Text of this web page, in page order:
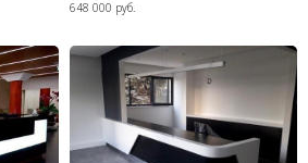
648 000 руб.